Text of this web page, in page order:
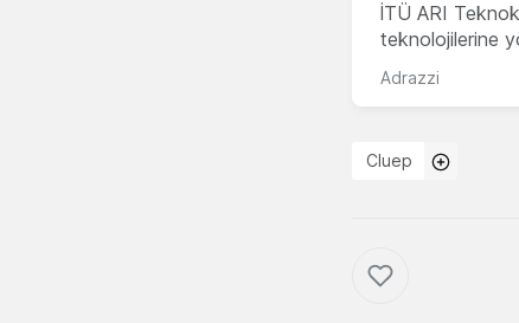
İTÜ ARI
teknolojilerine
Adrazzi
Cluep